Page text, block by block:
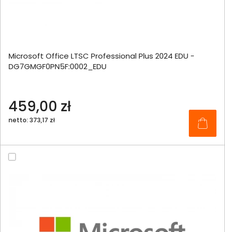
Microsoft Office LTSC Professional Plus 2024 EDU -
DG7GMGF0PN5F:0002_EDU
459,00 zł
netto: 373,17 zł